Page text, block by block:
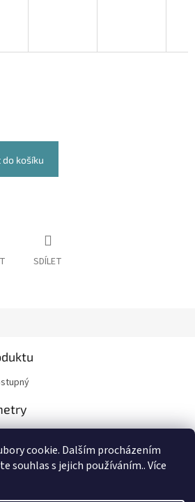
cookie. Dalším procházením
souhlas s jejich používáním.. Více
do košíku
SDÍLET